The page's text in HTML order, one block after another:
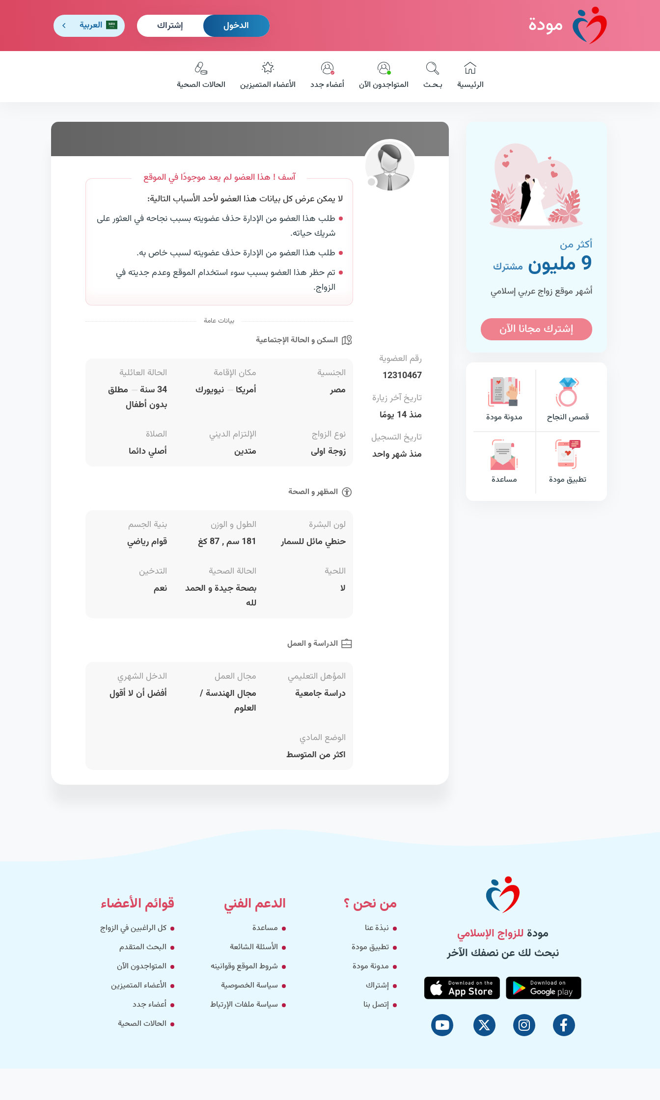
مودة الدخول إشتراك العربية
الرئيسية بـحـث المتواجدون الآن أعضاء جدد الأعضاء المتميزين الحالات الصحية
أكثر من
9 مليون مشترك
أشهر موقع زواج عربي إسلامي
إشترك مجانا الآن
قصص النجاح مدونة مودة
تطبيق مودة مساعدة
آسف ! هذا العضو لم يعد موجودًا في الموقع
لا يمكن عرض كل بيانات هذا العضو لأحد الأسباب التالية:
طلب هذا العضو من الإدارة حذف عضويته بسبب نجاحه في العثور على
شريك حياته.
طلب هذا العضو من الإدارة حذف عضويته لسبب خاص به.
تم حظر هذا العضو بسبب سوء استخدام الموقع وعدم جديته في
الزواج.
بيانات عامة
رقم العضوية
12310467
تاريخ آخر زيارة
منذ 14 يومًا
تاريخ التسجيل
منذ شهر واحد
السكن و الحالة الإجتماعية
الجنسية
مصر
مكان الإقامة
أمريكا
نيويورك
الحالة العائلية
34 سنة
مطلق
بدون أطفال
نوع الزواج
زوجة اولى
الإلتزام الديني
متدين
الصلاة
أصلي دائما
المظهر و الصحة
لون البشرة
حنطي مائل للسمار
الطول و الوزن
181 سم , 87 كغ
بنية الجسم
قوام رياضي
اللحية
لا
الحالة الصحية
بصحة جيدة و الحمد
لله
التدخين
نعم
الدراسة و العمل
المؤهل التعليمي
دراسة جامعية
مجال العمل
مجال الهندسة /
العلوم
الدخل الشهري
أفضل أن لا أقول
الوضع المادي
اكثر من المتوسط
مودة للزواج الإسلامي
نبحث لك عن نصفك الآخر
من نحن ؟
نبذة عنا
تطبيق مودة
مدونة مودة
إشتراك
إتصل بنا
الدعم الفني
مساعدة
الأسئلة الشائعة
شروط الموقع وقوانينه
سياسة الخصوصية
سياسة ملفات الإرتباط
قوائم الأعضاء
كل الراغبين في الزواج
البحث المتقدم
المتواجدون الآن
الأعضاء المتميزين
أعضاء جدد
الحالات الصحية